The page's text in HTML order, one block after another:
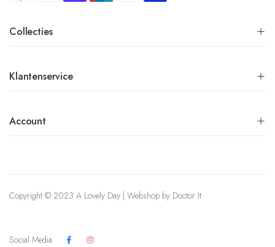
Collecties
Klantenservice
Account
Copyright © 2023 A Lovely Day | Webshop by Doctor It
Social Media